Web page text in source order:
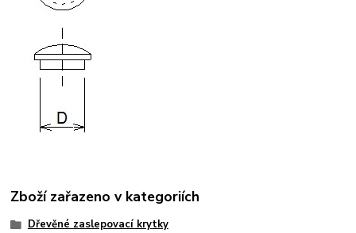
Zboží zařazeno v kategoriích
Dřevěné zaslepovací krytky